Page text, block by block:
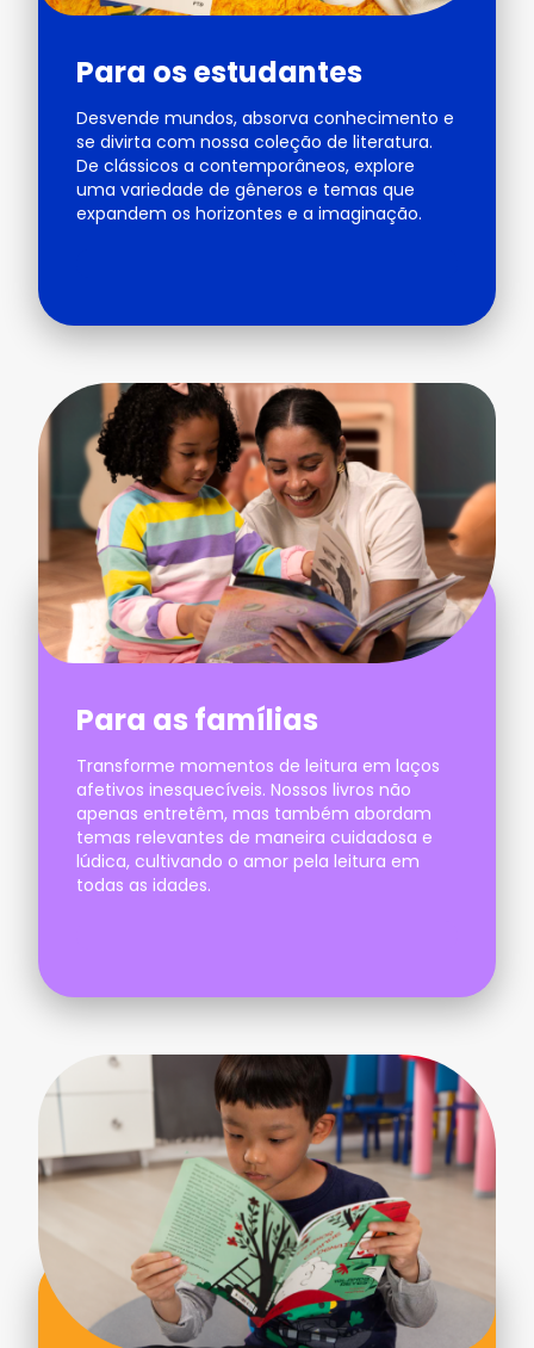
Para os estudantes
Desvende mundos, absorva conhecimento e
se divirta com nossa coleção de literatura.
De clássicos a contemporâneos, explore
uma variedade de gêneros e temas que
expandem os horizontes e a imaginação.
Para as famílias
Transforme momentos de leitura em laços
afetivos inesquecíveis. Nossos livros não
apenas entretêm, mas também abordam
temas relevantes de maneira cuidadosa e
lúdica, cultivando o amor pela leitura em
todas as idades.